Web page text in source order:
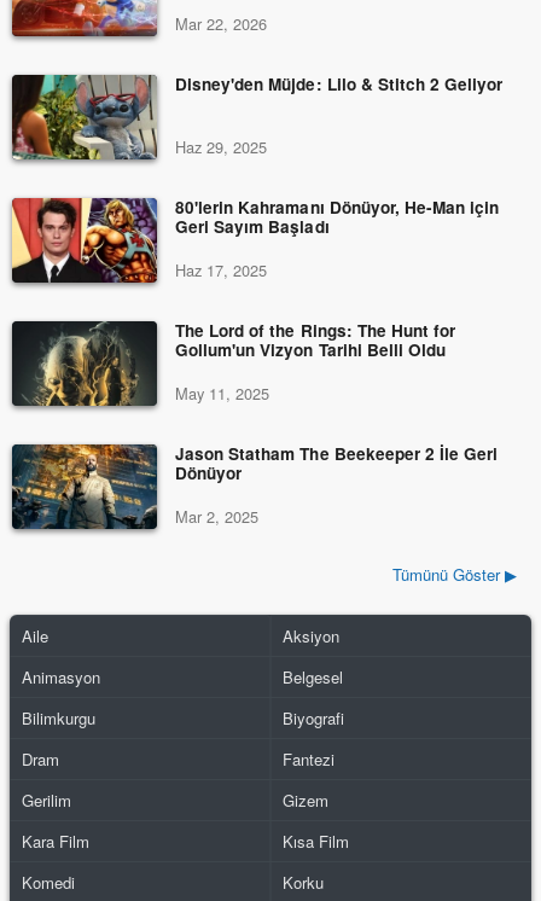
Mar 22, 2026
Disney'den Müjde: Lilo & Stitch 2 Geliyor
Haz 29, 2025
80'lerin Kahramanı Dönüyor, He-Man için
Geri Sayım Başladı
Haz 17, 2025
The Lord of the Rings: The Hunt for
Gollum'un Vizyon Tarihi Belli Oldu
May 11, 2025
Jason Statham The Beekeeper 2 İle Geri
Dönüyor
Mar 2, 2025
Tümünü Göster ▶
Aile
Aksiyon
Animasyon
Belgesel
Bilimkurgu
Biyografi
Dram
Fantezi
Gerilim
Gizem
Kara Film
Kısa Film
Komedi
Korku